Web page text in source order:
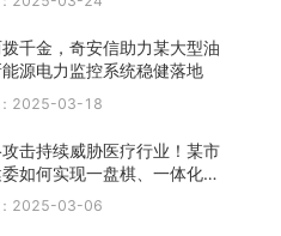
千金，奇安信助力某大型油
能源电力监控系统稳健落地
2025-03-18
击持续威胁医疗行业！某市
如何实现一盘棋、一体化防
2025-03-06